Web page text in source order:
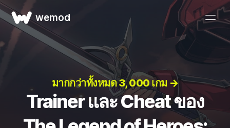
wemod
มากกว่าทั้งหมด 3, 000 เกม →
Trainer และ Cheat ของ